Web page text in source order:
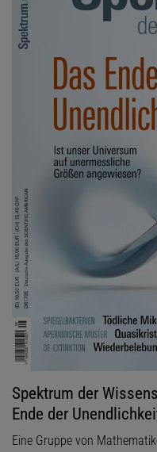
Spektrum der
Ende der
Eine Gruppe von